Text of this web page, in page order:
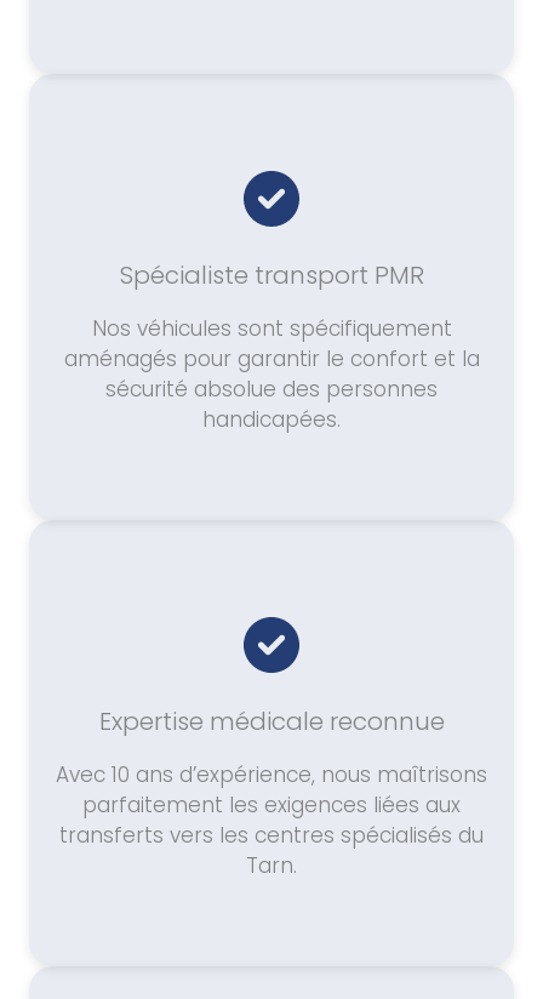
Spécialiste transport PMR
Nos véhicules sont spécifiquement
aménagés pour garantir le confort et la
sécurité absolue des personnes
handicapées.
Expertise médicale reconnue
Avec 10 ans d’expérience, nous maîtrisons
parfaitement les exigences liées aux
transferts vers les centres spécialisés du
Tarn.